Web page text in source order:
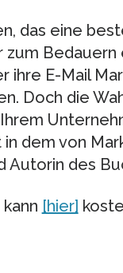
das eine
ihre E-Mail
Doch die
dem von
Autorin des
[hier]